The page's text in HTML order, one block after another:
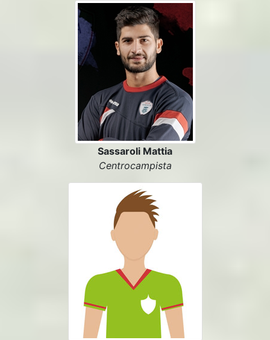
Sassaroli Mattia
Centrocampista